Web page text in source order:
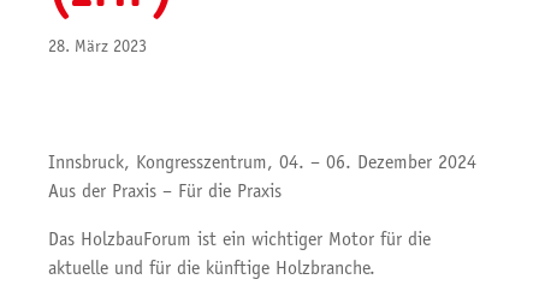
28. März 2023
Innsbruck, Kongresszentrum, 04. – 06. Dezember 2024
Aus der Praxis – Für die Praxis
Das HolzbauForum ist ein wichtiger Motor für die
aktuelle und für die künftige Holzbranche.